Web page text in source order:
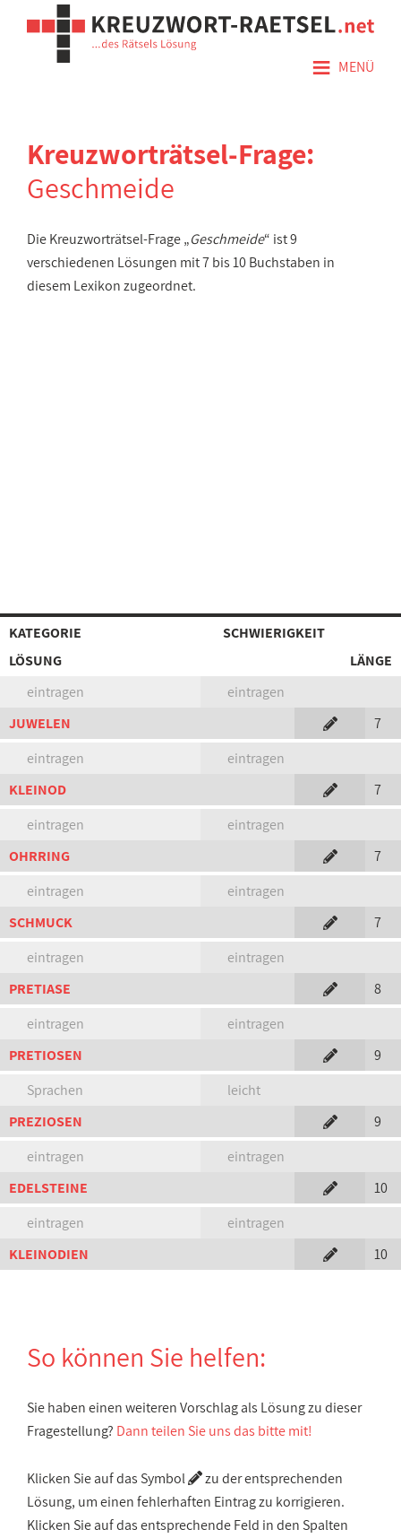
≡ MENÜ
Kreuzworträtsel-Frage:
Geschmeide
Die Kreuzworträtsel-Frage „Geschmeide“ ist 9
verschiedenen Lösungen mit 7 bis 10 Buchstaben in
diesem Lexikon zugeordnet.
KATEGORIE
SCHWIERIGKEIT
LÖSUNG
LÄNGE
eintragen
eintragen
JUWELEN
7
eintragen
eintragen
KLEINOD
7
eintragen
eintragen
OHRRING
7
eintragen
eintragen
SCHMUCK
7
eintragen
eintragen
PRETIASE
8
eintragen
eintragen
PRETIOSEN
9
Sprachen
leicht
PREZIOSEN
9
eintragen
eintragen
EDELSTEINE
10
eintragen
eintragen
KLEINODIEN
10
So können Sie helfen:
Sie haben einen weiteren Vorschlag als Lösung zu dieser
Fragestellung? Dann teilen Sie uns das bitte mit!
Klicken Sie auf das Symbol
zu der entsprechenden
Lösung, um einen fehlerhaften Eintrag zu korrigieren.
Klicken Sie auf das entsprechende Feld in den Spalten